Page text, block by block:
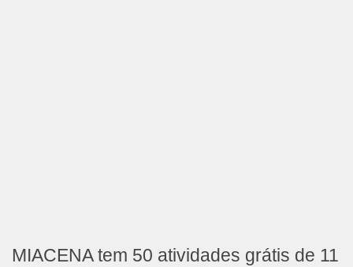
MIACENA tem 50 atividades grátis de 11